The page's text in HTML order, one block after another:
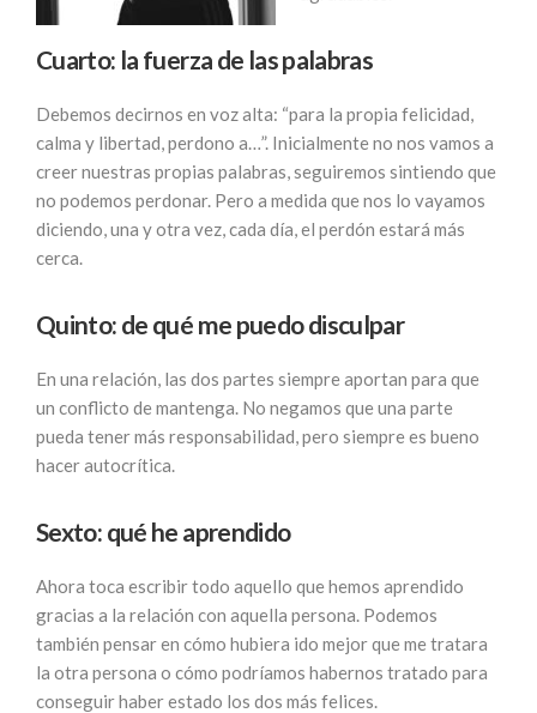
Cuarto: la fuerza de las palabras
Debemos decirnos en voz alta: “para la propia felicidad,
calma y libertad, perdono a…”. Inicialmente no nos vamos a
creer nuestras propias palabras, seguiremos sintiendo que
no podemos perdonar. Pero a medida que nos lo vayamos
diciendo, una y otra vez, cada día, el perdón estará más
cerca.
Quinto: de qué me puedo disculpar
En una relación, las dos partes siempre aportan para que
un conflicto de mantenga. No negamos que una parte
pueda tener más responsabilidad, pero siempre es bueno
hacer autocrítica.
Sexto: qué he aprendido
Ahora toca escribir todo aquello que hemos aprendido
gracias a la relación con aquella persona. Podemos
también pensar en cómo hubiera ido mejor que me tratara
la otra persona o cómo podríamos habernos tratado para
conseguir haber estado los dos más felices.